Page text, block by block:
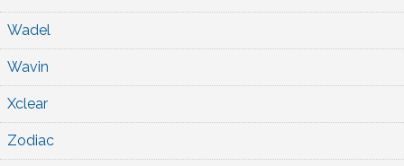
Wadel
Wavin
Xclear
Zodiac